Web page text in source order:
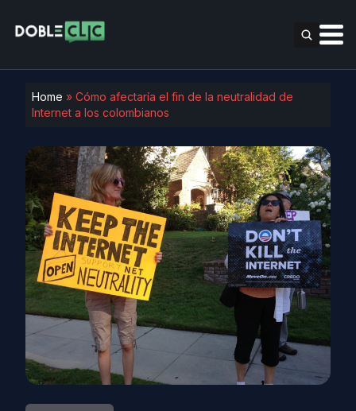
Home » Cómo afectaría el fin de la neutralidad de
Internet a los colombianos